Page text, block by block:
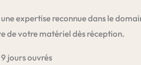
expertise reconnue dans le
de votre matériel dès réception.
jours ouvrés